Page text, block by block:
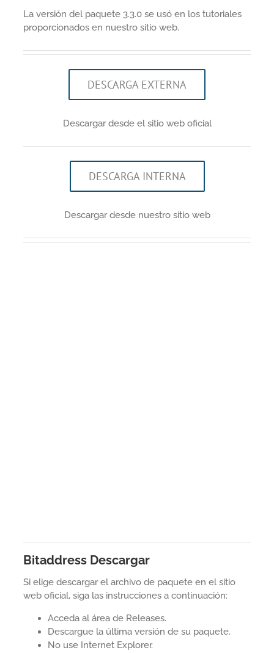
La versión del paquete 3.3.0 se usó en los tutoriales
proporcionados en nuestro sitio web.
DESCARGA EXTERNA
Descargar desde el sitio web oficial
DESCARGA INTERNA
Descargar desde nuestro sitio web
Bitaddress Descargar
Si elige descargar el archivo de paquete en el sitio
web oficial, siga las instrucciones a continuación:
Acceda al área de Releases.
Descargue la última versión de su paquete.
No use Internet Explorer.